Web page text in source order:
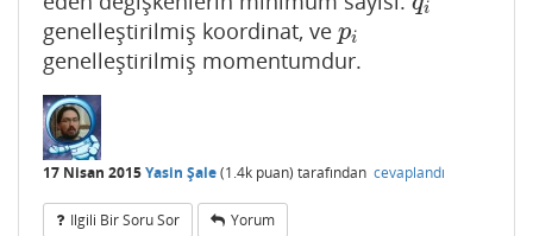
i
genelleştirilmiş koordinat, ve pi
pi
genelleştirilmiş momentumdur.
17 Nisan 2015Yasin Şale(1.4k puan) tarafından cevaplandı
Ilgili Bir Soru Sor Yorum